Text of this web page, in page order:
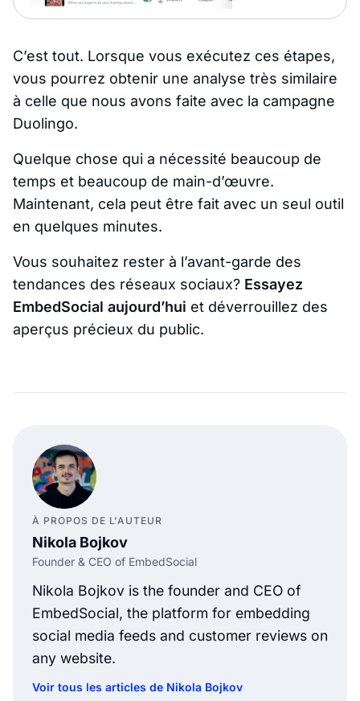
C’est tout. Lorsque vous exécutez ces étapes,
vous pourrez obtenir une analyse très similaire
à celle que nous avons faite avec la campagne
Duolingo.
Quelque chose qui a nécessité beaucoup de
temps et beaucoup de main-d’œuvre.
Maintenant, cela peut être fait avec un seul outil
en quelques minutes.
Vous souhaitez rester à l’avant-garde des
tendances des réseaux sociaux? Essayez
EmbedSocial aujourd’hui et déverrouillez des
aperçus précieux du public.
À PROPOS DE L'AUTEUR
Nikola Bojkov
Founder & CEO of EmbedSocial
Nikola Bojkov is the founder and CEO of
EmbedSocial, the platform for embedding
social media feeds and customer reviews on
any website.
Voir tous les articles de Nikola Bojkov